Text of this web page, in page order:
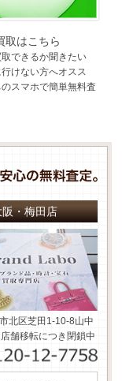
取はこちら
できるか聞きたい
けない方へオスス
のスマホで簡単無料査
阪・梅田店
北区芝田1-10-8山中
舗移転につき閉鎖中